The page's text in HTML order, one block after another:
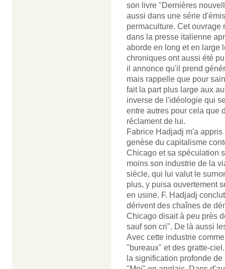
son livre "Dernières
aussi dans une série
permaculture. Cet
dans la presse italienne
aborde en long et en large
chroniques ont aussi été
il annonce qu'il prend
mais rappelle que pour
fait la part plus large aux
inverse de l'idéologie qui
entre autres pour cela que
réclament de lui.
Fabrice Hadjadj m'a
genèse du capitalisme
Chicago et sa spéculation
moins son industrie de la
siècle, qui lui valut le
plus, y puisa ouvertement
en usine. F. Hadjadj
dérivent des chaînes de
Chicago disait à peu près
sauf son cri". De là aussi
Avec cette industrie
"bureaux" et des gratte-
la signification profonde